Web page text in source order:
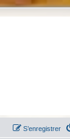
S’enregistrer